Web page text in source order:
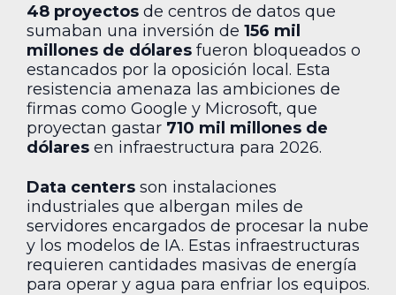
48 proyectos de centros de datos que
sumaban una inversión de 156 mil
millones de dólares fueron bloqueados o
estancados por la oposición local. Esta
resistencia amenaza las ambiciones de
firmas como Google y Microsoft, que
proyectan gastar 710 mil millones de
dólares en infraestructura para 2026.
Data centers son instalaciones
industriales que albergan miles de
servidores encargados de procesar la nube
y los modelos de IA. Estas infraestructuras
requieren cantidades masivas de energía
para operar y agua para enfriar los equipos.